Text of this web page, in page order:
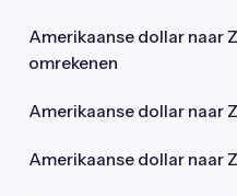
Amerikaanse dollar naar
omrekenen
Amerikaanse dollar naar
Amerikaanse dollar naar